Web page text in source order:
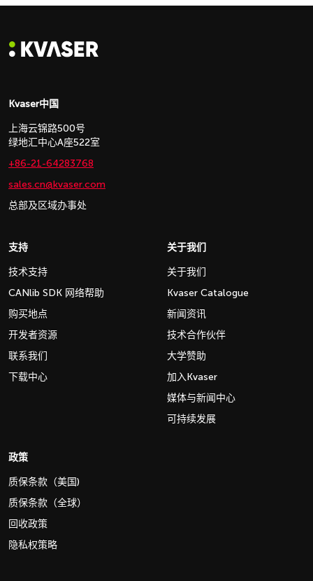
Kvaser中国
上海云锦路500号
绿地汇中心A座522室
+86-21-64283768
sales.cn@kvaser.com
总部及区域办事处
支持
技术支持
CANlib SDK 网络帮助
购买地点
开发者资源
联系我们
下载中心
关于我们
关于我们
Kvaser Catalogue
新闻资讯
技术合作伙伴
大学赞助
加入Kvaser
媒体与新闻中心
可持续发展
政策
质保条款（美国)
质保条款（全球）
回收政策
隐私权策略